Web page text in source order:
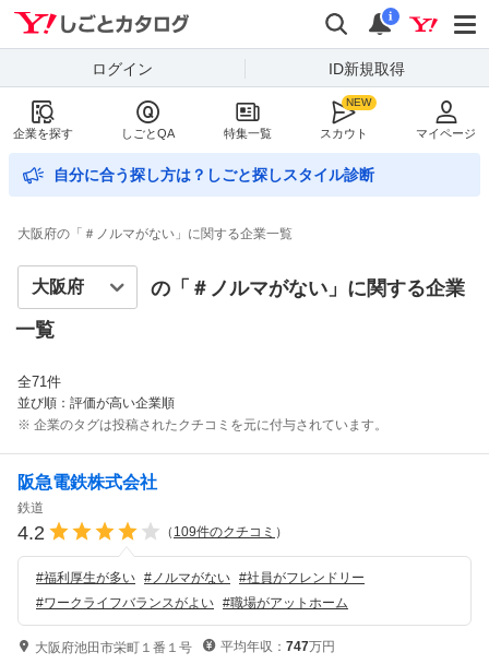
Yahoo!しごとカタログ
検索
通知
i
ログイン ID新規取得
企業を探す しごとQA 特集一覧 スカウト マイページ
自分に合う探し方は？しごと探しスタイル診断
大阪府の「＃ノルマがない」に関する企業一覧
の「＃ ノルマがない 」に関する企業
一覧
全71件
並び順：評価が高い企業順
※ 企業のタグは投稿されたクチコミを元に付与されています。
阪急電鉄株式会社
鉄道
4.2 （ 109件のクチコミ ）
#福利厚生が多い #ノルマがない #社員がフレンドリー
#ワークライフバランスがよい #職場がアットホーム
大阪府池田市栄町１番１号 平均年収： 747万円